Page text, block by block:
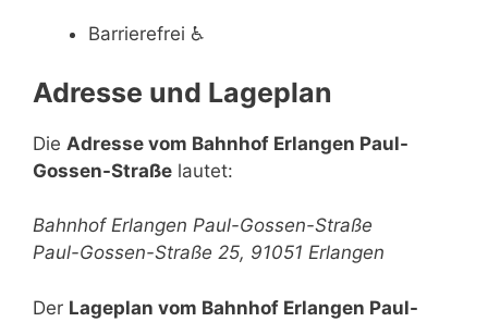
Barrierefrei ♿
Adresse und Lageplan
Die Adresse vom Bahnhof Erlangen Paul-
Gossen-Straße lautet:
Bahnhof Erlangen Paul-Gossen-Straße
Paul-Gossen-Straße 25, 91051 Erlangen
Der Lageplan vom Bahnhof Erlangen Paul-